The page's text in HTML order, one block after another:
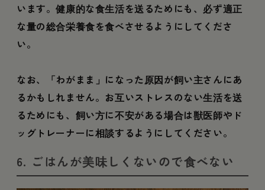
います。健康的な食生活を送るためにも、必ず適正
な量の総合栄養食を食べさせるようにしてくださ
い。
なお、「わがまま」になった原因が飼い主さんにあ
るかもしれません。お互いストレスのない生活を送
るためにも、飼い方に不安がある場合は獣医師やド
ッグトレーナーに相談するようにしてください。
6. ごはんが美味しくないので食べない